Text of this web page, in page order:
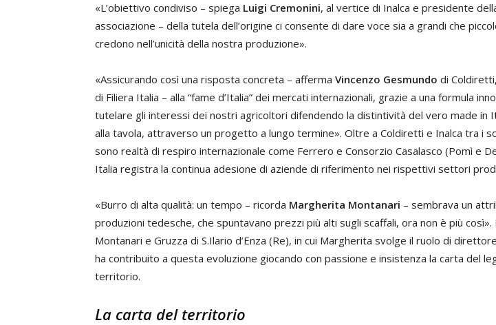
«L’obiettivo condiviso – spiega Luigi Cremonini, al vertice di Inalca e presidente
associazione – della tutela dell’origine ci consente di dare voce sia a grandi che
credono nell’unicità della nostra produzione».
«Assicurando così una risposta concreta – afferma Vincenzo Gesmundo di
di Filiera Italia – alla “fame d’Italia” dei mercati internazionali, grazie a una formula
tutelare gli interessi dei nostri agricoltori difendendo la distintività del vero made in
alla tavola, attraverso un progetto a lungo termine». Oltre a Coldiretti e Inalca tra i
sono realtà di respiro internazionale come Ferrero e Consorzio Casalasco (Pomì e
Italia registra la continua adesione di aziende di riferimento nei rispettivi settori
«Burro di alta qualità: un tempo – ricorda Margherita Montanari – sembrava un
produzioni tedesche, che spuntavano prezzi più alti sugli scaffali, ora non è più così».
Montanari e Gruzza di S.Ilario d’Enza (Re), in cui Margherita svolge il ruolo di
ha contribuito a questa evoluzione giocando con passione e insistenza la carta del
territorio.
La carta del territorio